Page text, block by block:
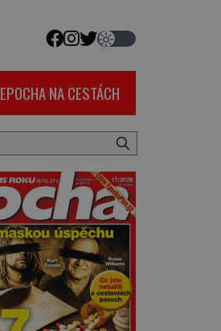
EPOCHA NA CESTÁCH